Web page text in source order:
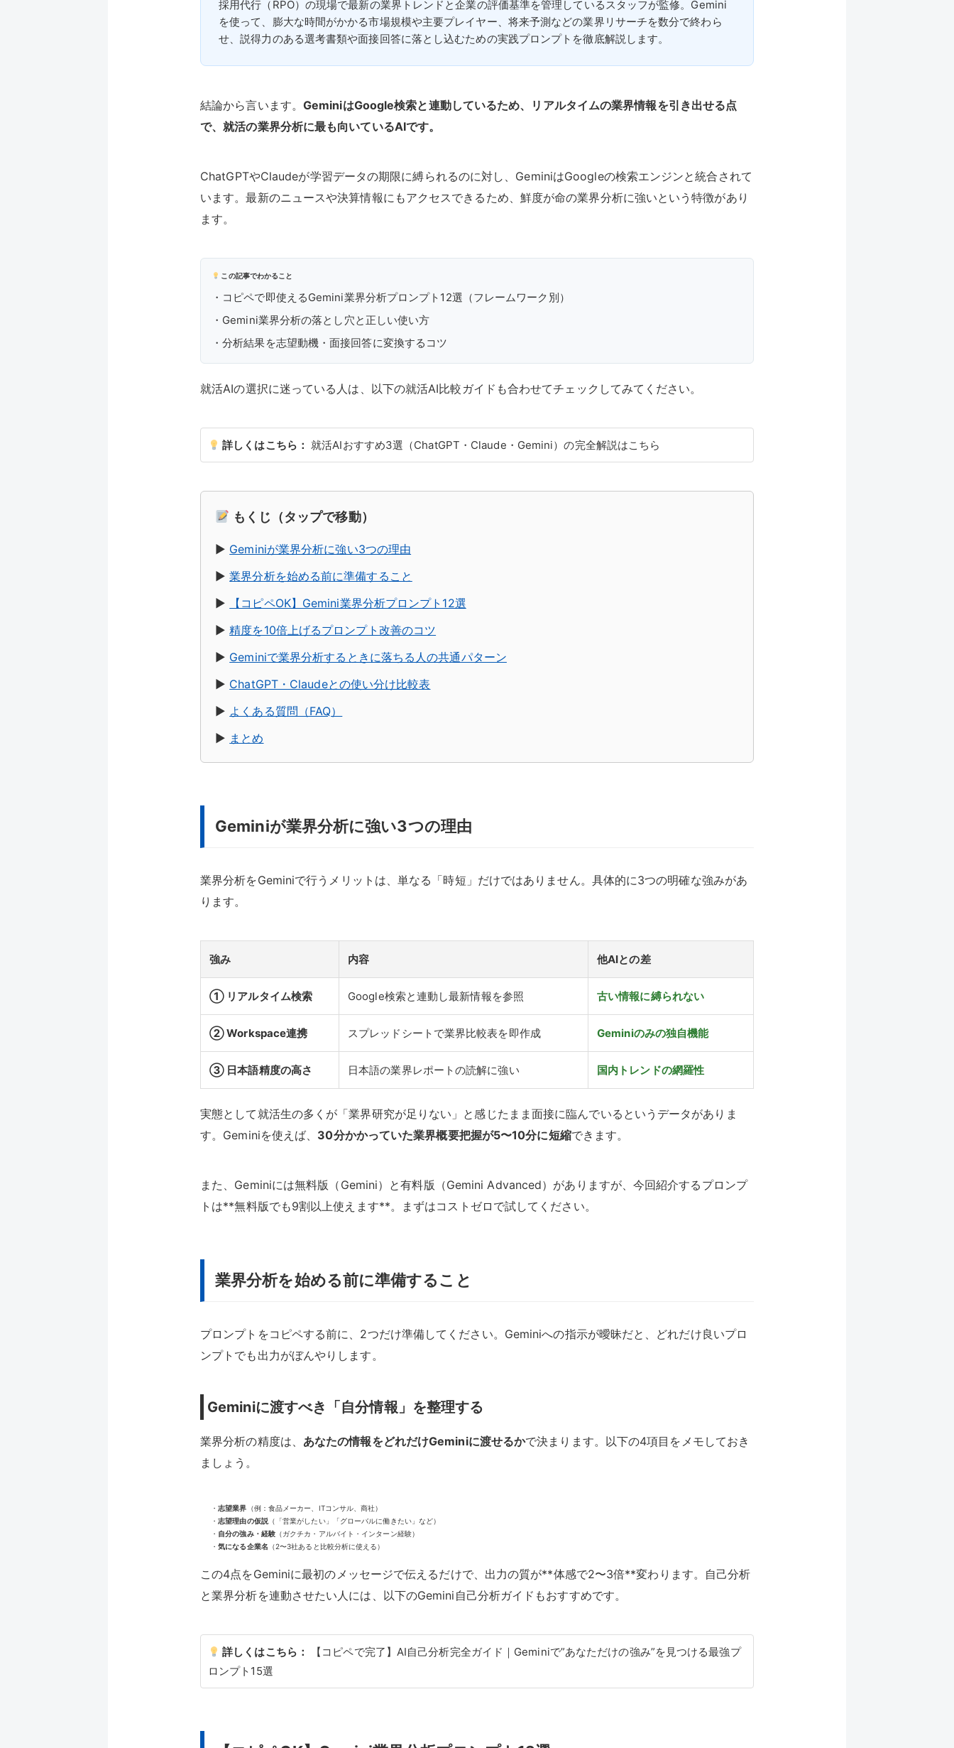
採用代行（RPO）の現場で最新の業界トレンドと企業の評価基準を管理しているスタッフが監修。Gemini
を使って、膨大な時間がかかる市場規模や主要プレイヤー、将来予測などの業界リサーチを数分で終わら
せ、説得力のある選考書類や面接回答に落とし込むための実践プロンプトを徹底解説します。
結論から言います。 GeminiはGoogle検索と連動しているため、リアルタイムの業界情報を引き出せる点
で、就活の業界分析に最も向いているAIです。
ChatGPTやClaudeが学習データの期限に縛られるのに対し、GeminiはGoogleの検索エンジンと統合されて
います。最新のニュースや決算情報にもアクセスできるため、鮮度が命の業界分析に強いという特徴があり
ます。
この記事でわかること
・コピペで即使えるGemini業界分析プロンプト12選（フレームワーク別）
・Gemini業界分析の落とし穴と正しい使い方
・分析結果を志望動機・面接回答に変換するコツ
就活AIの選択に迷っている人は、以下の就活AI比較ガイドも合わせてチェックしてみてください。
詳しくはこちら： 就活AIおすすめ3選（ChatGPT・Claude・Gemini）の完全解説はこちら
もくじ（タップで移動）
▶︎ Geminiが業界分析に強い3つの理由
▶︎業界分析を始める前に準備すること
▶︎
【コピペOK】Gemini業界分析プロンプト12選
▶︎精度を10倍上げるプロンプト改善のコツ
▶︎ Geminiで業界分析するときに落ちる人の共通パターン
▶︎ ChatGPT・Claudeとの使い分け比較表
▶︎ よくある質問（FAQ）
▶︎ まとめ
Geminiが業界分析に強い3つの理由
業界分析をGeminiで行うメリットは、単なる「時短」だけではありません。具体的に3つの明確な強みがあ
ります。
強み 内容 他AIとの差
① リアルタイム検索 Google検索と連動し最新情報を参照 古い情報に縛られない
② Workspace連携 スプレッドシートで業界比較表を即作成 Geminiのみの独自機能
③ 日本語精度の高さ 日本語の業界レポートの読解に強い 国内トレンドの網羅性
実態として就活生の多くが「業界研究が足りない」と感じたまま面接に臨んでいるというデータがありま
す。Geminiを使えば、 30分かかっていた業界概要把握が5〜10分に短縮できます。
また、Geminiには無料版（Gemini）と有料版（Gemini Advanced）がありますが、今回紹介するプロンプ
トは**無料版でも9割以上使えます**。まずはコストゼロで試してください。
業界分析を始める前に準備すること
プロンプトをコピペする前に、2つだけ準備してください。Geminiへの指示が曖昧だと、どれだけ良いプロ
ンプトでも出力がぼんやりします。
Geminiに渡すべき「自分情報」を整理する
業界分析の精度は、 あなたの情報をどれだけGeminiに渡せるかで決まります。以下の4項目をメモしておき
ましょう。
・志望業界 （例：食品メーカー、ITコンサル、商社）
・志望理由の仮説 （「営業がしたい」「グローバルに働きたい」など）
・ 自分の強み・経験（ガクチカ・アルバイト・インターン経験）
・気になる企業名 （2〜3社あると比較分析に使える）
この4点をGeminiに最初のメッセージで伝えるだけで、出力の質が**体感で2〜3倍**変わります。自己分析
と業界分析を連動させたい人には、以下のGemini自己分析ガイドもおすすめです。
詳しくはこちら：
【コピペで完了】AI自己分析完全ガイド｜Geminiで”あなただけの強み”を見つける最強プ
ロンプト15選